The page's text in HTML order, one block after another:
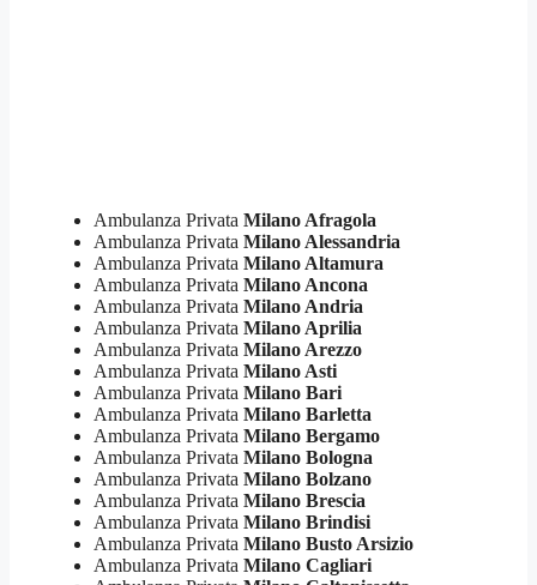
Ambulanza Privata Milano Afragola
Ambulanza Privata Milano Alessandria
Ambulanza Privata Milano Altamura
Ambulanza Privata Milano Ancona
Ambulanza Privata Milano Andria
Ambulanza Privata Milano Aprilia
Ambulanza Privata Milano Arezzo
Ambulanza Privata Milano Asti
Ambulanza Privata Milano Bari
Ambulanza Privata Milano Barletta
Ambulanza Privata Milano Bergamo
Ambulanza Privata Milano Bologna
Ambulanza Privata Milano Bolzano
Ambulanza Privata Milano Brescia
Ambulanza Privata Milano Brindisi
Ambulanza Privata Milano Busto Arsizio
Ambulanza Privata Milano Cagliari